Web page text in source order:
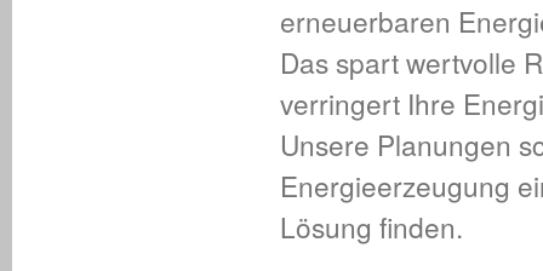
erneuerbaren
Das spart wertvolle
verringert Ihre
Unsere Planungen
Energieerzeugung
Lösung finden.